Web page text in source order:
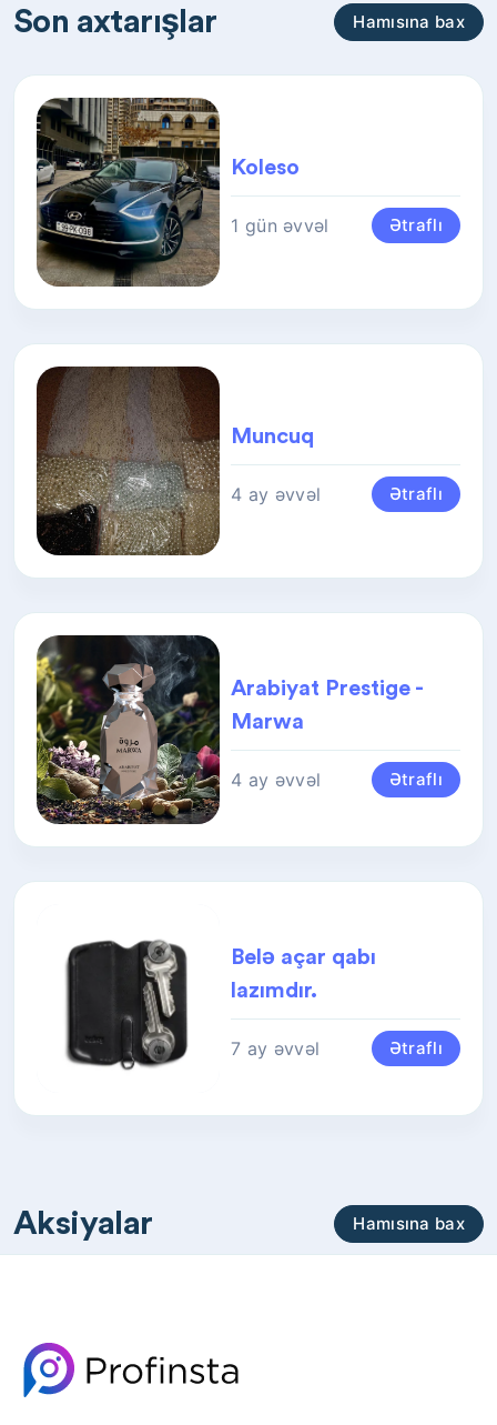
Son axtarışlar Hamısına bax
Koleso
1 gün əvvəl Ətraflı
Muncuq
4 ay əvvəl Ətraflı
Arabiyat Prestige -
Marwa
4 ay əvvəl Ətraflı
Belə açar qabı
lazımdır.
7 ay əvvəl Ətraflı
Aksiyalar Hamısına bax